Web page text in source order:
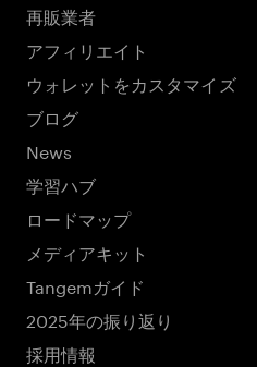
再販業者
アフィリエイト
ウォレットをカスタマイズ
ブログ
News
学習ハブ
ロードマップ
メディアキット
Tangemガイド
2025年の振り返り
採用情報